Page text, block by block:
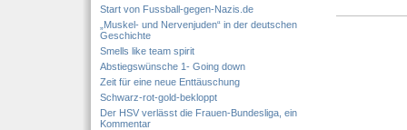
Start von Fussball-gegen-Nazis.de
„Muskel- und Nervenjuden“ in der deutschen
Geschichte
Smells like team spirit
Abstiegswünsche 1- Going down
Zeit für eine neue Enttäuschung
Schwarz-rot-gold-bekloppt
Der HSV verlässt die Frauen-Bundesliga, ein
Kommentar